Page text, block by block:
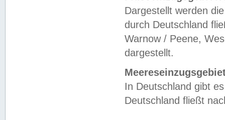
Dargestellt werden
durch Deutschland
Warnow / Peene,
dargestellt.
In Deutschland gibt
Deutschland fließt